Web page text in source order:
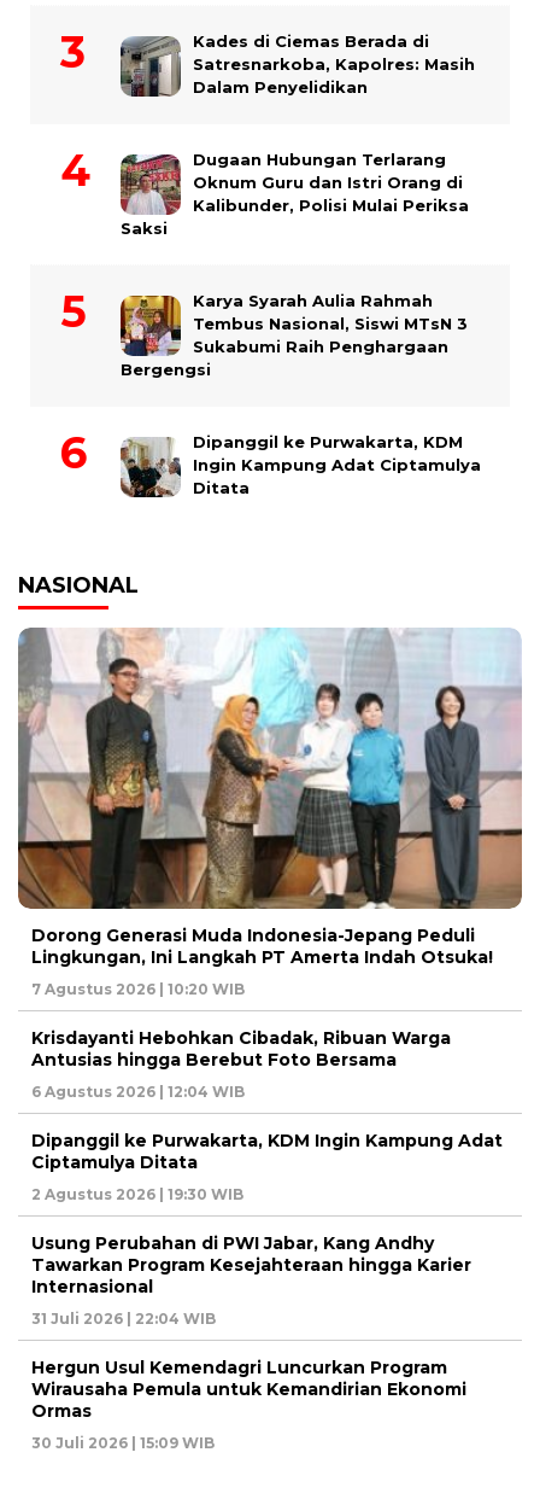
Kades di Ciemas Berada di
Satresnarkoba, Kapolres: Masih
Dalam Penyelidikan
Dugaan Hubungan Terlarang
Oknum Guru dan Istri Orang di
Kalibunder, Polisi Mulai Periksa
Saksi
Karya Syarah Aulia Rahmah
Tembus Nasional, Siswi MTsN 3
Sukabumi Raih Penghargaan
Bergengsi
Dipanggil ke Purwakarta, KDM
Ingin Kampung Adat Ciptamulya
Ditata
NASIONAL
Dorong Generasi Muda Indonesia-Jepang Peduli
Lingkungan, Ini Langkah PT Amerta Indah Otsuka!
7 Agustus 2026 | 10:20 WIB
Krisdayanti Hebohkan Cibadak, Ribuan Warga
Antusias hingga Berebut Foto Bersama
6 Agustus 2026 | 12:04 WIB
Dipanggil ke Purwakarta, KDM Ingin Kampung Adat
Ciptamulya Ditata
2 Agustus 2026 | 19:30 WIB
Usung Perubahan di PWI Jabar, Kang Andhy
Tawarkan Program Kesejahteraan hingga Karier
Internasional
31 Juli 2026 | 22:04 WIB
Hergun Usul Kemendagri Luncurkan Program
Wirausaha Pemula untuk Kemandirian Ekonomi
Ormas
30 Juli 2026 | 15:09 WIB